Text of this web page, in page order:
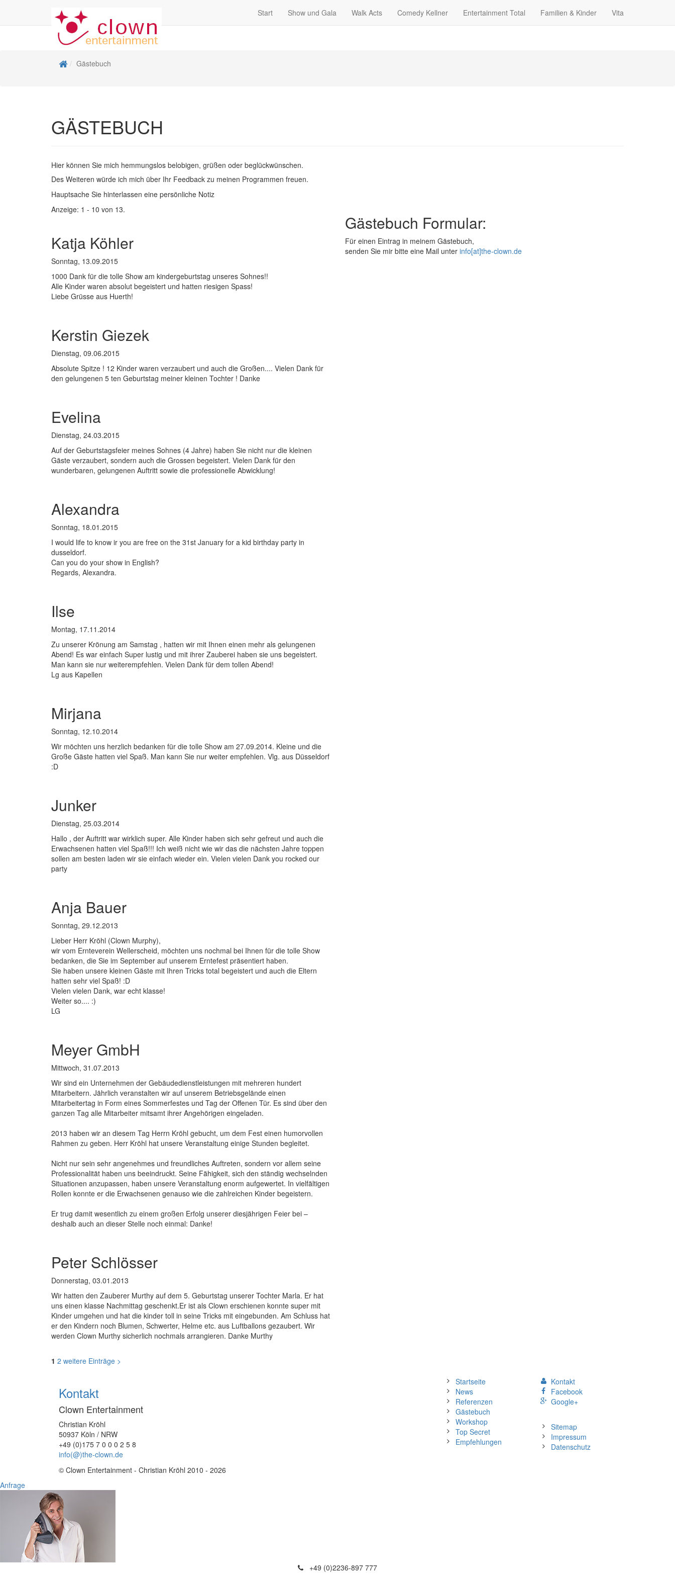
Start Show und Gala Walk Acts Comedy Kellner Entertainment Total Familien & Kinder Vita
Gästebuch
GÄSTEBUCH
Hier können Sie mich hemmungslos belobigen, grüßen oder beglückwünschen.
Des Weiteren würde ich mich über Ihr Feedback zu meinen Programmen freuen.
Hauptsache Sie hinterlassen eine persönliche Notiz
Anzeige: 1 - 10 von 13.
Katja Köhler
Sonntag, 13.09.2015
1000 Dank für die tolle Show am kindergeburtstag unseres Sohnes!!
Alle Kinder waren absolut begeistert und hatten riesigen Spass!
Liebe Grüsse aus Huerth!
Kerstin Giezek
Dienstag, 09.06.2015
Absolute Spitze ! 12 Kinder waren verzaubert und auch die Großen.... Vielen Dank für
den gelungenen 5 ten Geburtstag meiner kleinen Tochter ! Danke
Evelina
Dienstag, 24.03.2015
Auf der Geburtstagsfeier meines Sohnes (4 Jahre) haben Sie nicht nur die kleinen
Gäste verzaubert, sondern auch die Grossen begeistert. Vielen Dank für den
wunderbaren, gelungenen Auftritt sowie die professionelle Abwicklung!
Alexandra
Sonntag, 18.01.2015
I would life to know ir you are free on the 31st January for a kid birthday party in
dusseldorf.
Can you do your show in English?
Regards, Alexandra.
Ilse
Montag, 17.11.2014
Zu unserer Krönung am Samstag , hatten wir mit Ihnen einen mehr als gelungenen
Abend! Es war einfach Super lustig und mit ihrer Zauberei haben sie uns begeistert.
Man kann sie nur weiterempfehlen. Vielen Dank für dem tollen Abend!
Lg aus Kapellen
Mirjana
Sonntag, 12.10.2014
Wir möchten uns herzlich bedanken für die tolle Show am 27.09.2014. Kleine und die
Große Gäste hatten viel Spaß. Man kann Sie nur weiter empfehlen. Vlg. aus Düsseldorf
:D
Junker
Dienstag, 25.03.2014
Hallo , der Auftritt war wirklich super. Alle Kinder haben sich sehr gefreut und auch die
Erwachsenen hatten viel Spaß!!! Ich weiß nicht wie wir das die nächsten Jahre toppen
sollen am besten laden wir sie einfach wieder ein. Vielen vielen Dank you rocked our
party
Anja Bauer
Sonntag, 29.12.2013
Lieber Herr Kröhl (Clown Murphy),
wir vom Ernteverein Wellerscheid, möchten uns nochmal bei Ihnen für die tolle Show
bedanken, die Sie im September auf unserem Erntefest präsentiert haben.
Sie haben unsere kleinen Gäste mit Ihren Tricks total begeistert und auch die Eltern
hatten sehr viel Spaß! :D
Vielen vielen Dank, war echt klasse!
Weiter so.... :)
LG
Meyer GmbH
Mittwoch, 31.07.2013
Wir sind ein Unternehmen der Gebäudedienstleistungen mit mehreren hundert
Mitarbei­tern. Jährlich veranstalten wir auf unserem Betriebsgelände einen
Mitarbeitertag in Form eines Sommerfestes und Tag der Offenen Tür. Es sind über den
ganzen Tag alle Mitarbei­ter mitsamt ihrer Angehörigen eingeladen.
2013 haben wir an diesem Tag Herrn Kröhl gebucht, um dem Fest einen humorvollen
Rah­men zu geben. Herr Kröhl hat unsere Veranstaltung einige Stunden begleitet.
Nicht nur sein sehr angenehmes und freundliches Auftreten, sondern vor allem seine
Professionalität haben uns beeindruckt. Seine Fähigkeit, sich den ständig wechselnden
Si­tuationen anzupassen, haben unsere Veranstaltung enorm aufgewertet. In vielfältigen
Rol­len konnte er die Erwachsenen genauso wie die zahlreichen Kinder begeistern.
Er trug damit wesentlich zu einem großen Erfolg unserer diesjährigen Feier bei –
deshalb auch an dieser Stelle noch einmal: Danke!
Peter Schlösser
Donnerstag, 03.01.2013
Wir hatten den Zauberer Murthy auf dem 5. Geburtstag unserer Tochter Marla. Er hat
uns einen klasse Nachmittag geschenkt.Er ist als Clown erschienen konnte super mit
Kinder umgehen und hat die kinder toll in seine Tricks mit eingebunden. Am Schluss hat
er den Kindern noch Blumen, Schwerter, Helme etc. aus Luftballons gezaubert. Wir
werden Clown Murthy sicherlich nochmals arrangieren. Danke Murthy
1 2 weitere Einträge >
Gästebuch Formular:
Für einen Eintrag in meinem Gästebuch,
senden Sie mir bitte eine Mail unter info[at]the-clown.de
Kontakt
Clown Entertainment
Christian Kröhl
50937 Köln / NRW
+49 (0)175 7 0 0 0 2 5 8
info(@)the-clown.de
Startseite
News
Referenzen
Gästebuch
Workshop
Top Secret
Empfehlungen
Kontakt
Facebook
Google+
Sitemap
Impressum
Datenschutz
© Clown Entertainment - Christian Kröhl 2010 - 2026
Anfrage
+49 (0)2236-897 777